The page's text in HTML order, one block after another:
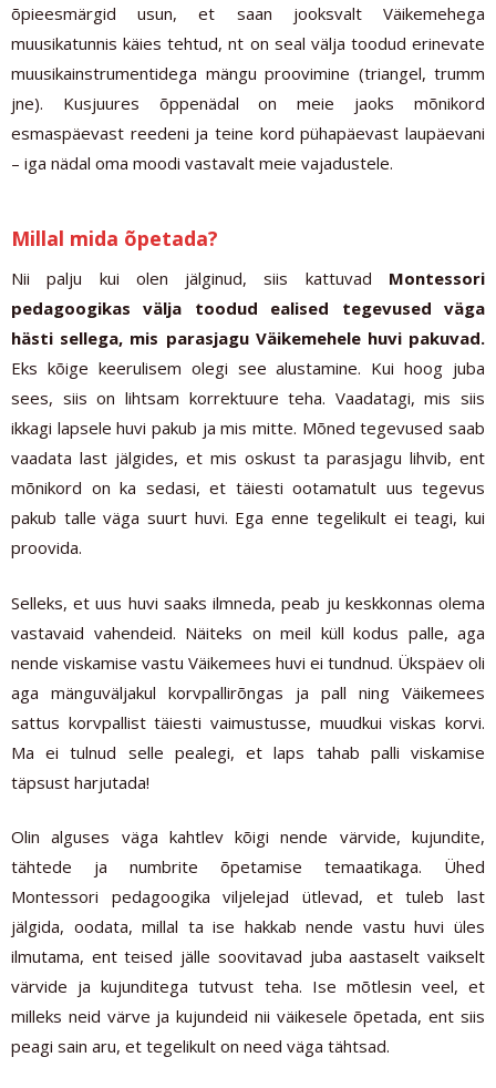
õpieesmärgid usun, et saan jooksvalt Väikemehega
muusikatunnis käies tehtud, nt on seal välja toodud erinevate
muusikainstrumentidega mängu proovimine (triangel, trumm
jne). Kusjuures õppenädal on meie jaoks mõnikord
esmaspäevast reedeni ja teine kord pühapäevast laupäevani
– iga nädal oma moodi vastavalt meie vajadustele.
Millal mida õpetada?
Nii palju kui olen jälginud, siis kattuvad Montessori
pedagoogikas välja toodud ealised tegevused väga
hästi sellega, mis parasjagu Väikemehele huvi pakuvad.
Eks kõige keerulisem olegi see alustamine. Kui hoog juba
sees, siis on lihtsam korrektuure teha. Vaadatagi, mis siis
ikkagi lapsele huvi pakub ja mis mitte. Mõned tegevused saab
vaadata last jälgides, et mis oskust ta parasjagu lihvib, ent
mõnikord on ka sedasi, et täiesti ootamatult uus tegevus
pakub talle väga suurt huvi. Ega enne tegelikult ei teagi, kui
proovida.
Selleks, et uus huvi saaks ilmneda, peab ju keskkonnas olema
vastavaid vahendeid. Näiteks on meil küll kodus palle, aga
nende viskamise vastu Väikemees huvi ei tundnud. Ükspäev oli
aga mänguväljakul korvpallirõngas ja pall ning Väikemees
sattus korvpallist täiesti vaimustusse, muudkui viskas korvi.
Ma ei tulnud selle pealegi, et laps tahab palli viskamise
täpsust harjutada!
Olin alguses väga kahtlev kõigi nende värvide, kujundite,
tähtede ja numbrite õpetamise temaatikaga. Ühed
Montessori pedagoogika viljelejad ütlevad, et tuleb last
jälgida, oodata, millal ta ise hakkab nende vastu huvi üles
ilmutama, ent teised jälle soovitavad juba aastaselt vaikselt
värvide ja kujunditega tutvust teha. Ise mõtlesin veel, et
milleks neid värve ja kujundeid nii väikesele õpetada, ent siis
peagi sain aru, et tegelikult on need väga tähtsad.